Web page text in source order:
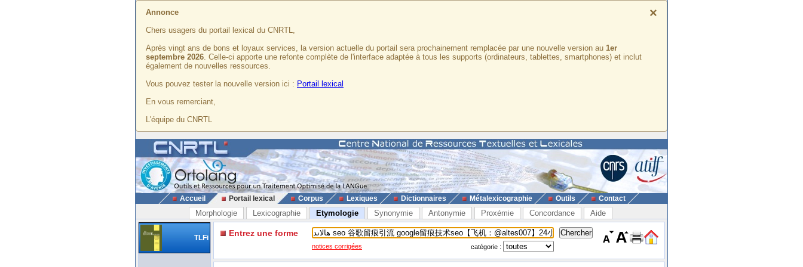
×
Annonce
Chers usagers du portail lexical du CNRTL,
Après vingt ans de bons et loyaux services, la version actuelle du portail sera prochainement remplacée par une nouvelle version au 1er
septembre 2026. Celle-ci apporte une refonte complète de l'interface adaptée à tous les supports (ordinateurs, tablettes, smartphones) et inclut
également de nouvelles ressources.
Vous pouvez tester la nouvelle version ici : Portail lexical
En vous remerciant,
L'équipe du CNRTL
Accueil Portail lexical Corpus Lexiques Dictionnaires Métalexicographie Outils Contact
Morphologie Lexicographie Etymologie Synonymie Antonymie Proxémie Concordance Aide
TLFi Entrez une forme
notices corrigées catégorie :